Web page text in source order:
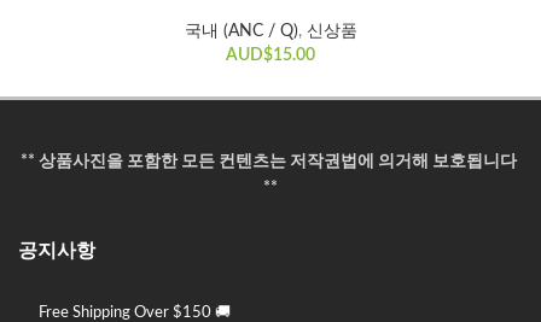
국내 (ANC / Q), 신상품
AUD$15.00
** 상품사진을 포함한 모든 컨텐츠는 저작권법에 의거해 보호됩니다
**
공지사항
Free Shipping Over $150 🚚